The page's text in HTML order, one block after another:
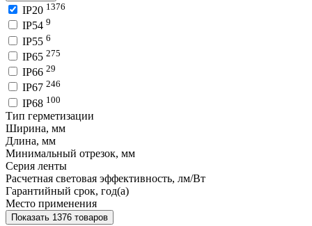
IP20 1376
IP54 9
IP55 6
IP65 275
IP66 29
IP67 246
IP68 100
Тип герметизации
Ширина, мм
Длина, мм
Минимальный отрезок, мм
Серия ленты
Расчетная световая эффективность, лм/Вт
Гарантийный срок, год(а)
Место применения
Показать 1376 товаров